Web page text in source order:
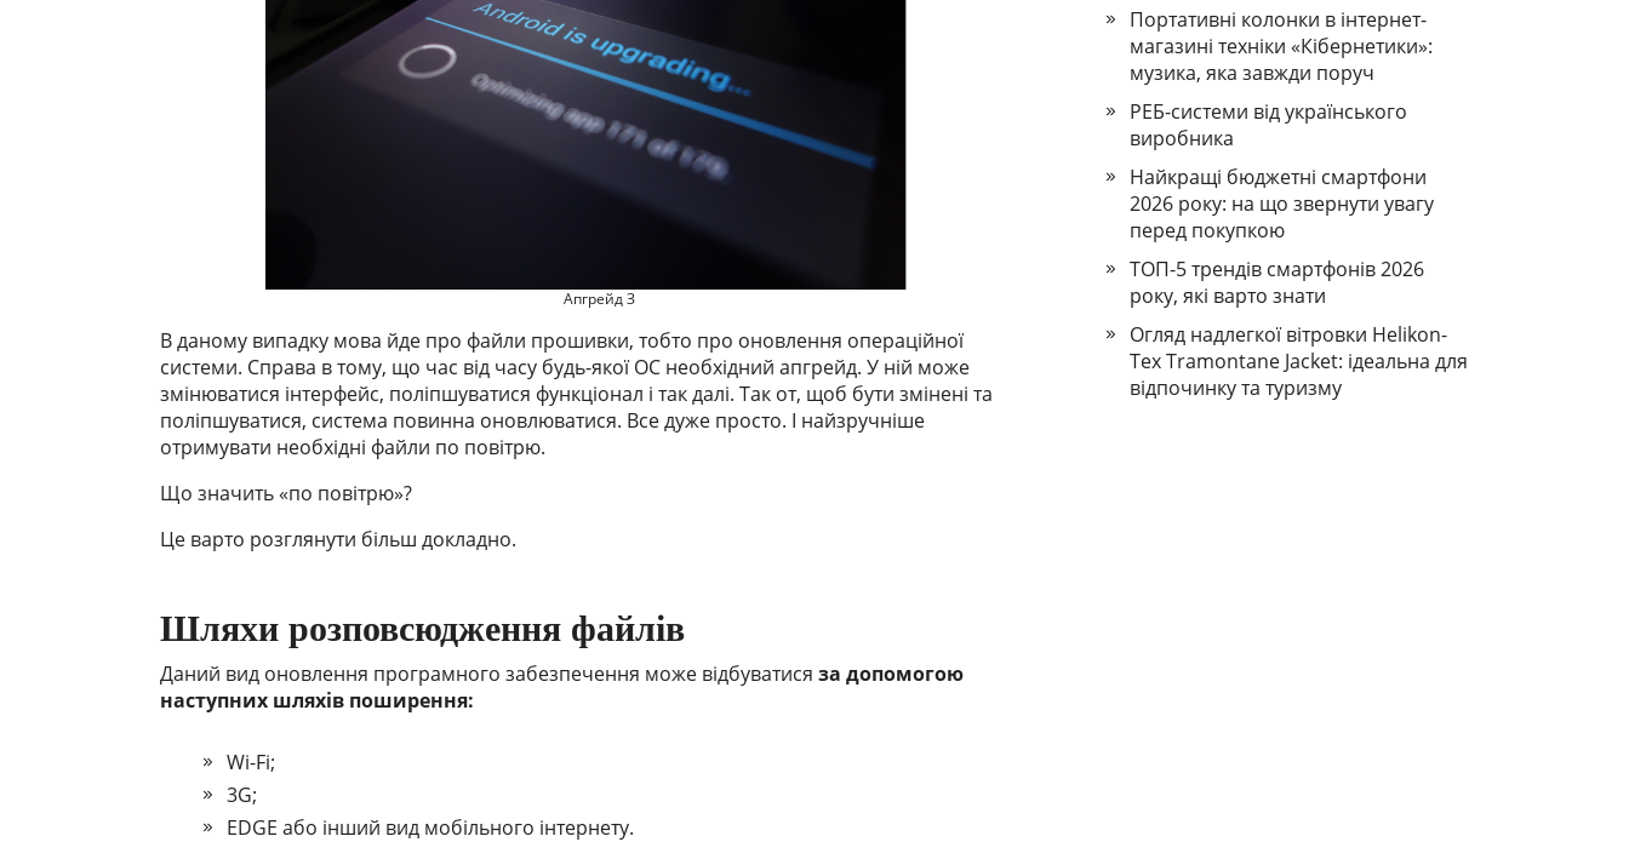
Апгрейд З
В даному випадку мова йде про файли прошивки, тобто про оновлення операційної
системи. Справа в тому, що час від часу будь-якої ОС необхідний апгрейд. У ній може
змінюватися інтерфейс, поліпшуватися функціонал і так далі. Так от, щоб бути змінені та
поліпшуватися, система повинна оновлюватися. Все дуже просто. І найзручніше
отримувати необхідні файли по повітрю.
Що значить «по повітрю»?
Це варто розглянути більш докладно.
Шляхи розповсюдження файлів
Даний вид оновлення програмного забезпечення може відбуватися за допомогою
наступних шляхів поширення:
Wi-Fi;
3G;
EDGE або інший вид мобільного інтернету.
Портативні колонки в інтернет-
магазині техніки «Кібернетики»:
музика, яка завжди поруч
РЕБ-системи від українського
виробника
Найкращі бюджетні смартфони
2026 року: на що звернути увагу
перед покупкою
ТОП-5 трендів смартфонів 2026
року, які варто знати
Огляд надлегкої вітровки Helikon-
Tex Tramontane Jacket: ідеальна для
відпочинку та туризму